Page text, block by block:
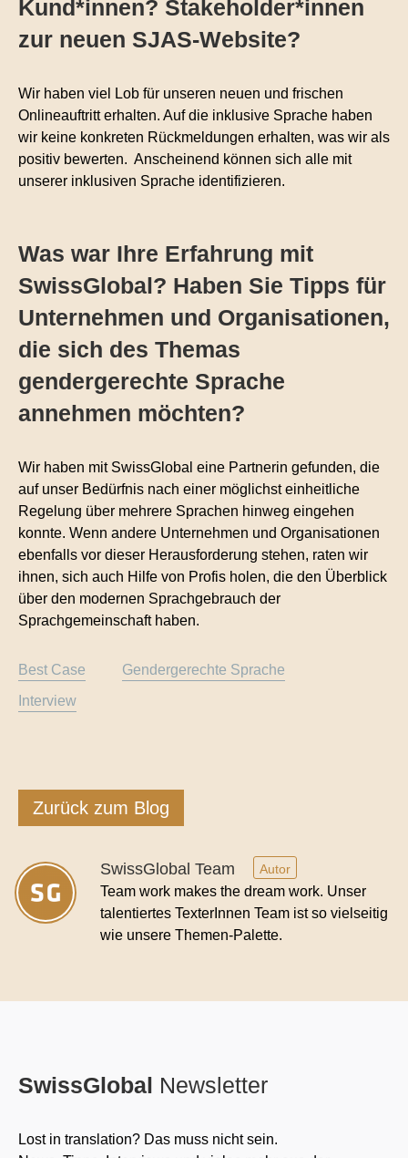
Kund*innen? Stakeholder*innen
zur neuen SJAS-Website?
Wir haben viel Lob für unseren neuen und frischen
Onlineauftritt erhalten. Auf die inklusive Sprache haben
wir keine konkreten Rückmeldungen erhalten, was wir als
positiv bewerten. Anscheinend können sich alle mit
unserer inklusiven Sprache identifizieren.
Was war Ihre Erfahrung mit
SwissGlobal? Haben Sie Tipps für
Unternehmen und Organisationen,
die sich des Themas
gendergerechte Sprache
annehmen möchten?
Wir haben mit SwissGlobal eine Partnerin gefunden, die
auf unser Bedürfnis nach einer möglichst einheitliche
Regelung über mehrere Sprachen hinweg eingehen
konnte. Wenn andere Unternehmen und Organisationen
ebenfalls vor dieser Herausforderung stehen, raten wir
ihnen, sich auch Hilfe von Profis holen, die den Überblick
über den modernen Sprachgebrauch der
Sprachgemeinschaft haben.
Best Case
Gendergerechte Sprache
Interview
Zurück zum Blog
SwissGlobal Team Autor
Team work makes the dream work. Unser
talentiertes TexterInnen Team ist so vielseitig
wie unsere Themen-Palette.
SwissGlobal Newsletter
Lost in translation? Das muss nicht sein.